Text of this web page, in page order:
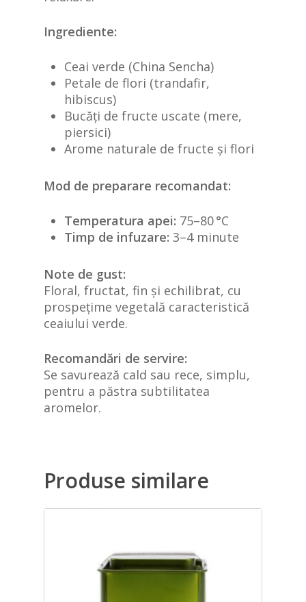
Ingrediente:
Ceai verde (China Sencha)
Petale de flori (trandafir,
hibiscus)
Bucăți de fructe uscate (mere,
piersici)
Arome naturale de fructe și flori
Mod de preparare recomandat:
Temperatura apei: 75–80 °C
Timp de infuzare: 3–4 minute
Note de gust:
Floral, fructat, fin și echilibrat, cu
prospețime vegetală caracteristică
ceaiului verde.
Recomandări de servire:
Se savurează cald sau rece, simplu,
pentru a păstra subtilitatea
aromelor.
Produse similare